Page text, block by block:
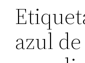
azul